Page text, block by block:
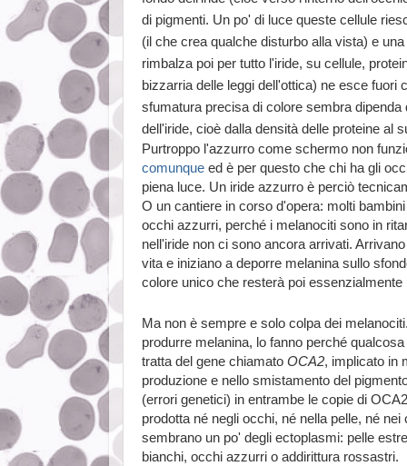
di pigmenti. Un po' di luce queste cellule
(il che crea qualche disturbo alla vista) e
rimbalza poi per tutto l'iride, su cellule,
bizzarria delle leggi dell'ottica) ne esce fuori
sfumatura precisa di colore sembra dipenda
dell'iride, cioè dalla densità delle proteine al
Purtroppo l'azzurro come schermo non
comunque ed è per questo che chi ha gli
piena luce. Un iride azzurro è perciò
O un cantiere in corso d'opera: molti
occhi azzurri, perché i melanociti sono in
nell'iride non ci sono ancora arrivati.
vita e iniziano a deporre melanina sullo
colore unico che resterà poi
Ma non è sempre e solo colpa dei
produrre melanina, lo fanno perché
tratta del gene chiamato OCA2, implicato in
produzione e nello smistamento del
(errori genetici) in entrambe le copie di
prodotta né negli occhi, né nella pelle, né nei
sembrano un po' degli ectoplasmi: pelle
bianchi, occhi azzurri o addirittura rossastri.